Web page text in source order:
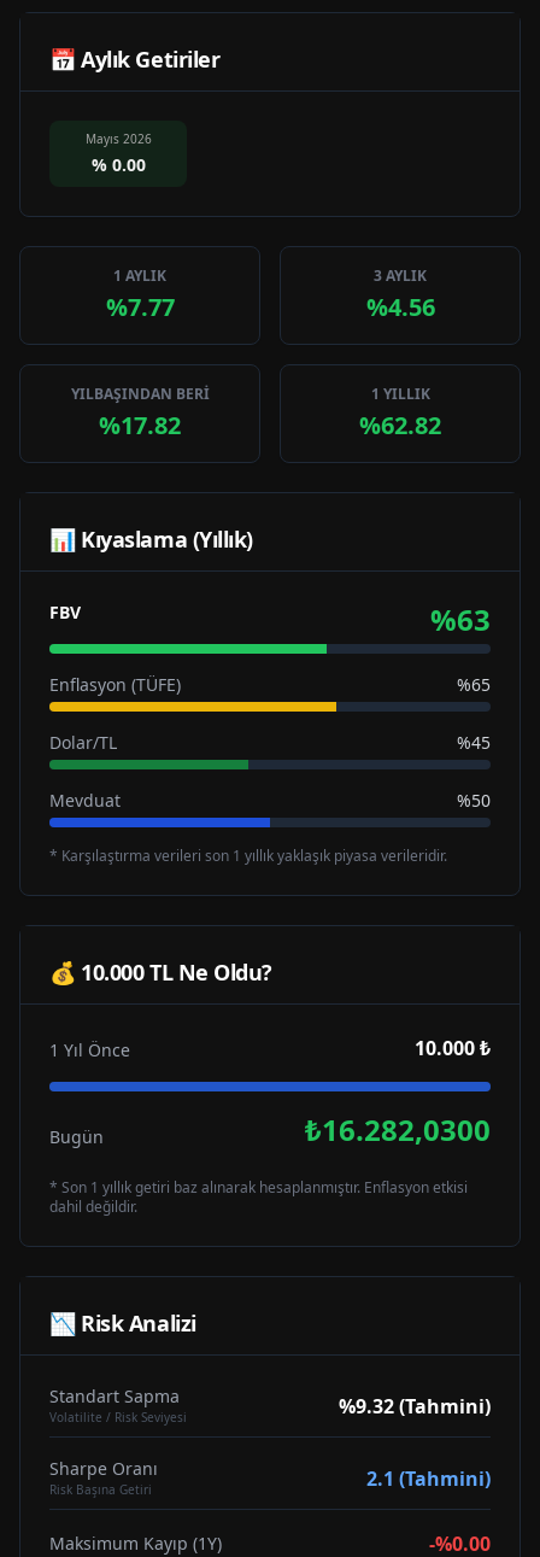
📅 Aylık Getiriler
Mayıs 2026
% 0.00
1 AYLIK
%7.77
3 AYLIK
%4.56
YILBAŞINDAN BERİ
%17.82
1 YILLIK
%62.82
📊 Kıyaslama (Yıllık)
FBV %63
Enflasyon (TÜFE) %65
Dolar/TL %45
Mevduat %50
* Karşılaştırma verileri son 1 yıllık yaklaşık piyasa verileridir.
💰 10.000 TL Ne Oldu?
1 Yıl Önce 10.000 ₺
Bugün ₺16.282,0300
* Son 1 yıllık getiri baz alınarak hesaplanmıştır. Enflasyon etkisi
dahil değildir.
📉 Risk Analizi
Standart Sapma
Volatilite / Risk Seviyesi %9.32 (Tahmini)
Sharpe Oranı
Risk Başına Getiri 2.1 (Tahmini)
Maksimum Kayıp (1Y) -%0.00